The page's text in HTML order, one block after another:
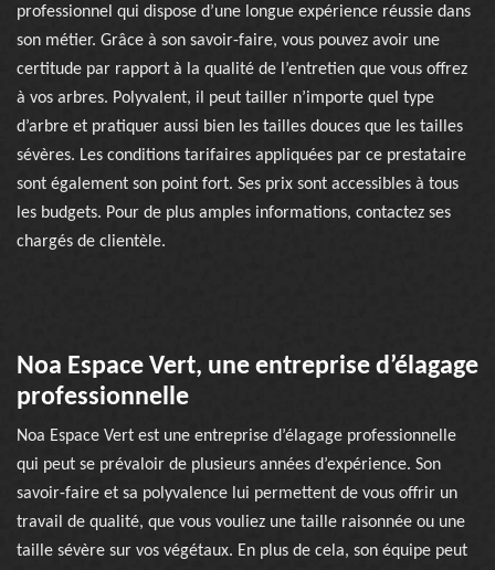
professionnel qui dispose d’une longue expérience réussie dans
son métier. Grâce à son savoir-faire, vous pouvez avoir une
certitude par rapport à la qualité de l’entretien que vous offrez
à vos arbres. Polyvalent, il peut tailler n’importe quel type
d’arbre et pratiquer aussi bien les tailles douces que les tailles
sévères. Les conditions tarifaires appliquées par ce prestataire
sont également son point fort. Ses prix sont accessibles à tous
les budgets. Pour de plus amples informations, contactez ses
chargés de clientèle.
Noa Espace Vert, une entreprise d’élagage
professionnelle
Noa Espace Vert est une entreprise d’élagage professionnelle
qui peut se prévaloir de plusieurs années d’expérience. Son
savoir-faire et sa polyvalence lui permettent de vous offrir un
travail de qualité, que vous vouliez une taille raisonnée ou une
taille sévère sur vos végétaux. En plus de cela, son équipe peut